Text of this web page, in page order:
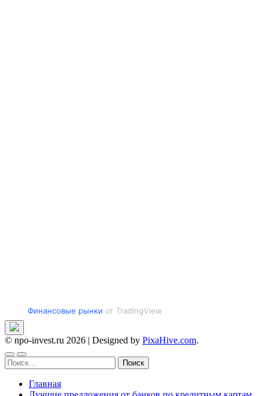
Финансовые рынки от TradingView
© npo-invest.ru 2026 | Designed by PixaHive.com.
Найти:
Главная